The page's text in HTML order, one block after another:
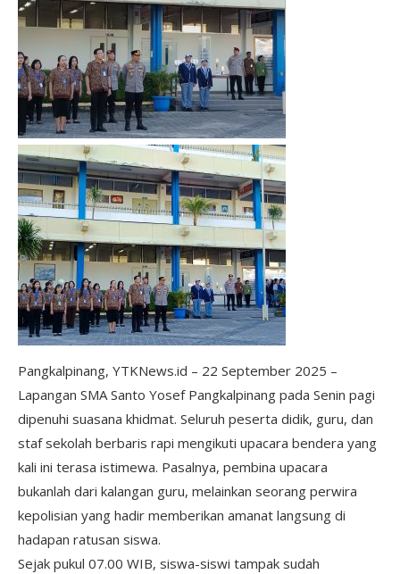
Pangkalpinang, YTKNews.id – 22 September 2025 –
Lapangan SMA Santo Yosef Pangkalpinang pada Senin pagi
dipenuhi suasana khidmat. Seluruh peserta didik, guru, dan
staf sekolah berbaris rapi mengikuti upacara bendera yang
kali ini terasa istimewa. Pasalnya, pembina upacara
bukanlah dari kalangan guru, melainkan seorang perwira
kepolisian yang hadir memberikan amanat langsung di
hadapan ratusan siswa.
Sejak pukul 07.00 WIB, siswa-siswi tampak sudah